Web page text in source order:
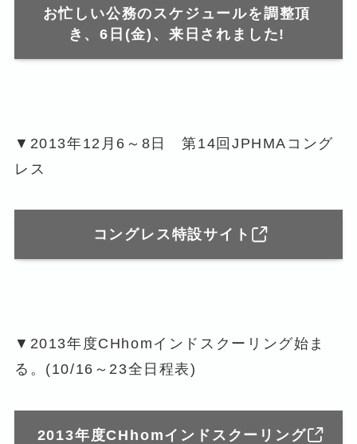
お忙しい公務のスケジュールを調整頂
き、6日(金)、来日されました!
▼2013年12月6～8日 第14回JPHMAコング
レス
コングレス特設サイト
▼2013年度CHhomインドスクーリング始ま
る。(10/16～23全日程表)
2013年度CHhomインドスクーリング